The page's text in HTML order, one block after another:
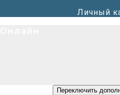
Личный
Переключить